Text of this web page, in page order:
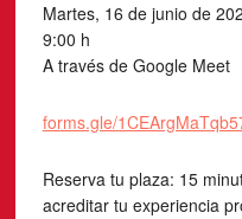
Martes, 16 de junio de
9:00 h
A través de Google Meet
forms.gle/
Reserva tu plaza: 15
acreditar tu experiencia